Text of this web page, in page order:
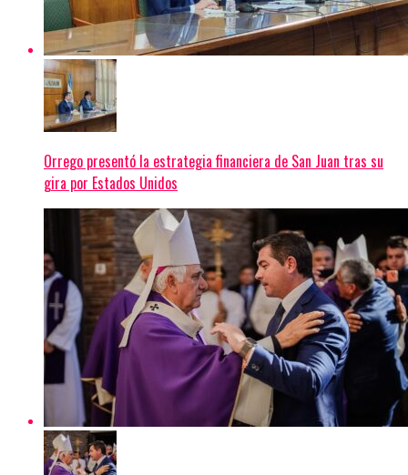
Orrego presentó la estrategia financiera de San Juan tras su
gira por Estados Unidos